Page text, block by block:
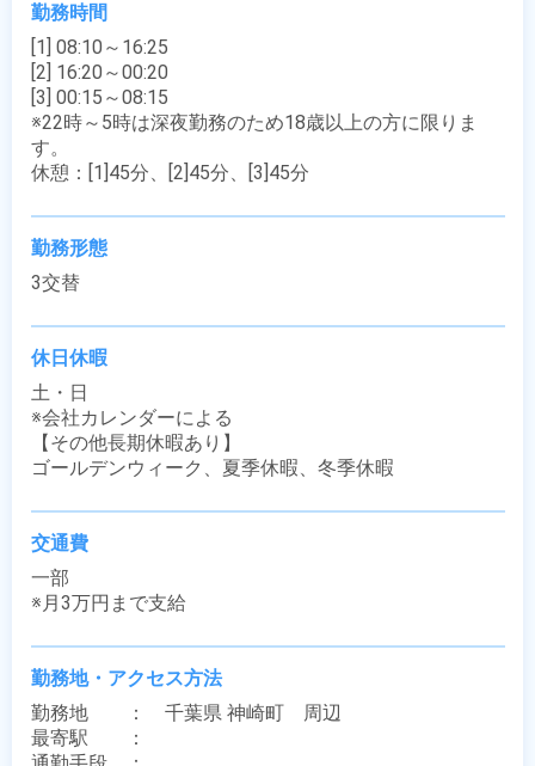
勤務時間
[1] 08:10～16:25
[2] 16:20～00:20
[3] 00:15～08:15
※22時～5時は深夜勤務のため18歳以上の方に限りま
す。
休憩：[1]45分、[2]45分、[3]45分
勤務形態
3交替
休日休暇
土・日
※会社カレンダーによる
【その他長期休暇あり】
ゴールデンウィーク、夏季休暇、冬季休暇
交通費
一部
※月3万円まで支給
勤務地・アクセス方法
勤務地　　：　千葉県 神崎町　周辺
最寄駅　　：